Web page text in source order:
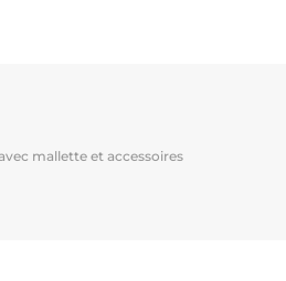
mallette et accessoires